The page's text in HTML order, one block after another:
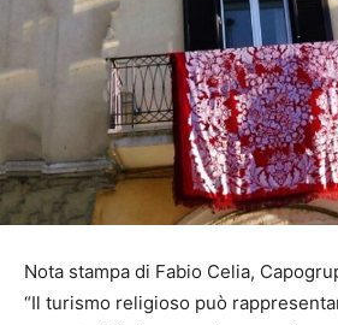
Nota stampa di Fabio Celia,
“Il turismo religioso può